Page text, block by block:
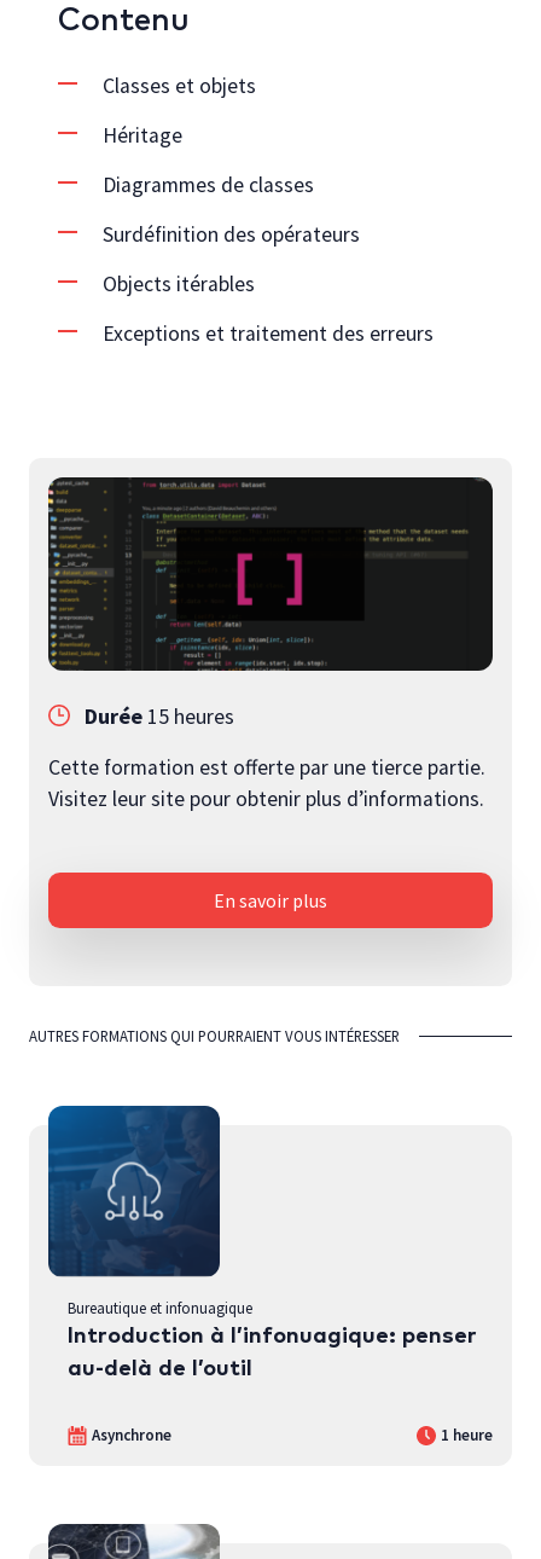
Contenu
Classes et objets
Héritage
Diagrammes de classes
Surdéfinition des opérateurs
Objects itérables
Exceptions et traitement des erreurs
Durée 15 heures
Cette formation est offerte par une tierce partie.
Visitez leur site pour obtenir plus d’informations.
En savoir plus
AUTRES FORMATIONS QUI POURRAIENT VOUS INTÉRESSER
Bureautique et infonuagique
Introduction à l’infonuagique: penser
au-delà de l’outil
Asynchrone 1 heure